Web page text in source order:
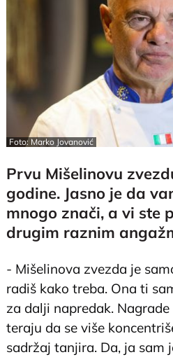
Foto: Marko Jovanović
Prvu Mišelinovu
godine. Jasno je da
mnogo znači, a vi ste
drugim raznim
- Mišelinova zvezda je
radiš kako treba. Ona ti
za dalji napredak.
teraju da se više
sadržaj tanjira. Da, ja sam